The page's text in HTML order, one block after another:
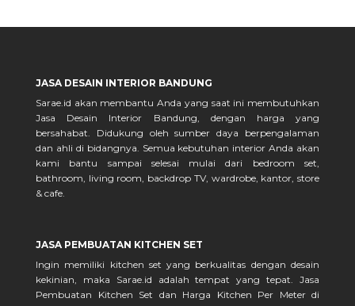
JASA DESAIN INTERIOR BANDUNG
Sarae.id akan membantu Anda yang saat ini membutuhkan
Jasa Desain Interior Bandung, dengan harga yang
bersahabat. Didukung oleh sumber daya berpengalaman
dan ahli di bidangnya. Semua kebutuhan interior Anda akan
kami bantu sampai selesai mulai dari bedroom set,
bathroom, living room, backdrop TV, wardrobe, kantor, store
& cafe.
JASA PEMBUATAN KITCHEN SET
Ingin memiliki kitchen set yang berkualitas dengan desain
kekinian, maka Sarae.id adalah tempat yang tepat. Jasa
Pembuatan Kitchen Set dan Harga Kitchen Per Meter di